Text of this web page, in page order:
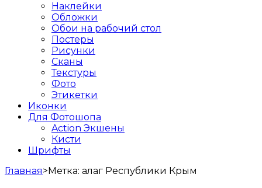
Наклейки
Обложки
Обои на рабочий стол
Постеры
Рисунки
Сканы
Текстуры
Фото
Этикетки
Иконки
Для Фотошопа
Action Экшены
Кисти
Шрифты
Главная>Метка: aлаг Республики Крым